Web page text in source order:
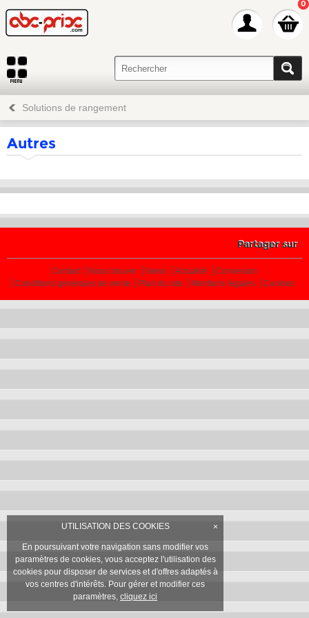
0
UTILISATION DES COOKIES ×
En poursuivant votre navigation sans modifier vos
paramètres de cookies, vous acceptez l'utilisation des
cookies pour disposer de services et d'offres adaptés à
vos centres d'intérêts. Pour gérer et modifier ces
paramètres, cliquez ici
Solutions de rangement
Autres
Partager sur
Contact Nous trouver News Actualité
Connexion
Conditions générales de vente
Plan du site Mentions légales Cookies